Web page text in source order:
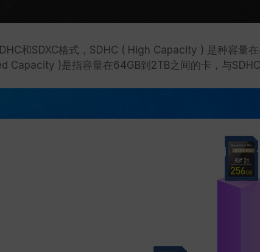
和SDXC格式，SDHC ( High Capacity ) 是种容量
Capacity )是指容量在64GB到2TB之间的卡，与